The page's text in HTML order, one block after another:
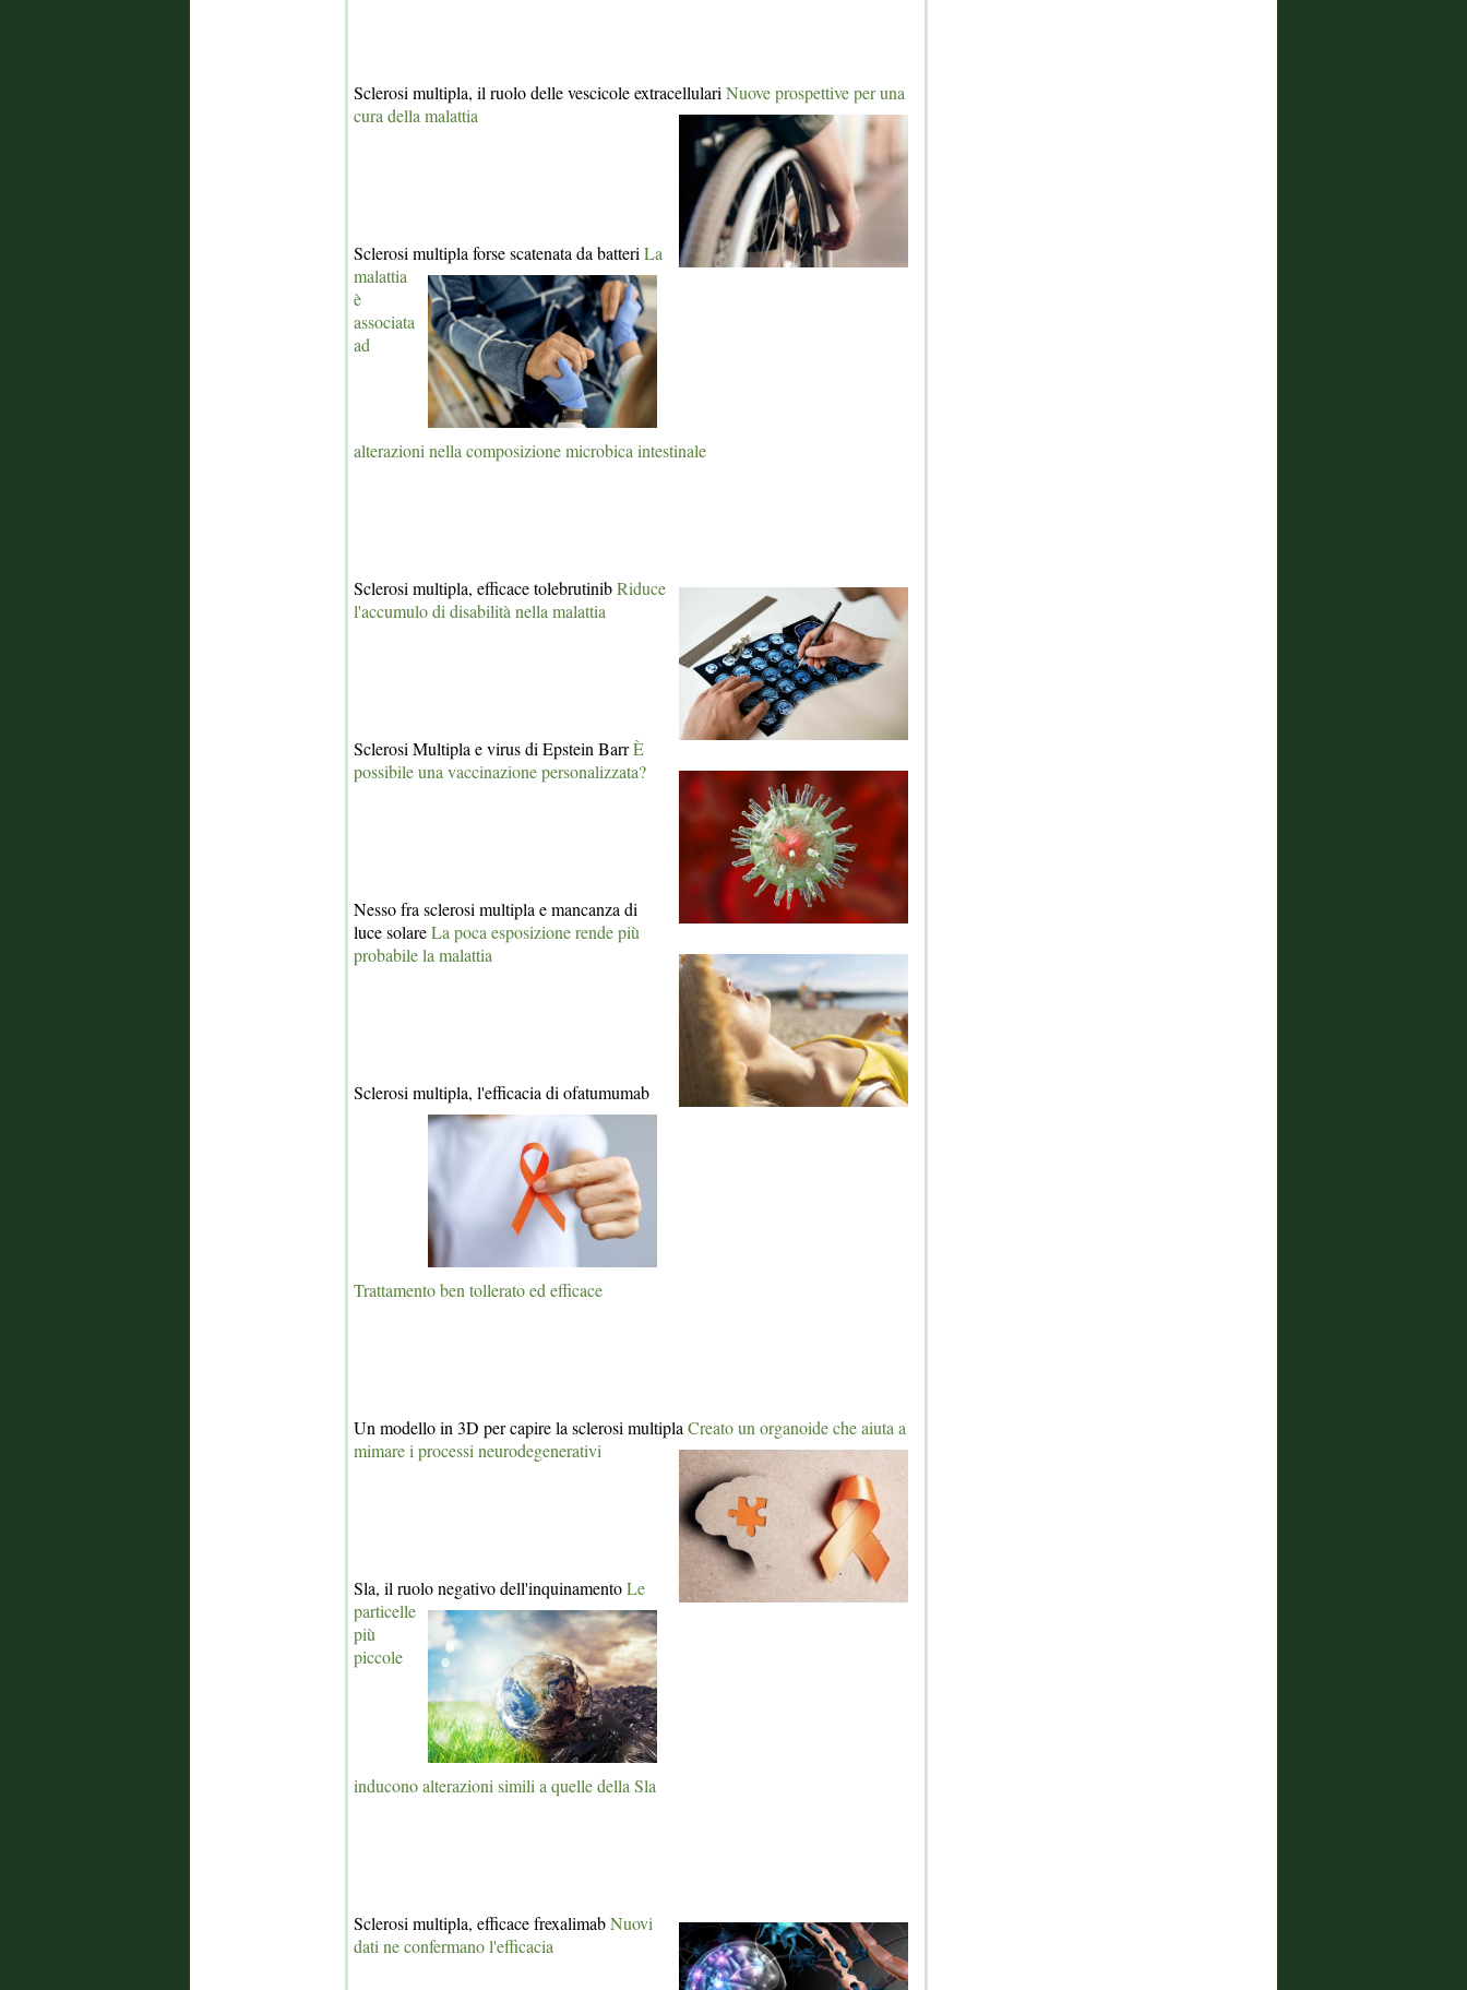
Sclerosi multipla, il ruolo delle vescicole extracellulari Nuove prospettive per una
cura della malattia
Sclerosi multipla forse scatenata da batteri La
malattia
è
associata
ad
alterazioni nella composizione microbica intestinale
Sclerosi multipla, efficace tolebrutinibRiduce
l'accumulo di disabilità nella malattia
Sclerosi Multipla e virus di Epstein BarrÈ
possibile una vaccinazione personalizzata?
Nesso fra sclerosi multipla e mancanza di
luce solareLa poca esposizione rende più
probabile la malattia
Sclerosi multipla, l'efficacia di ofatumumab
Trattamento ben tollerato ed efficace
Un modello in 3D per capire la sclerosi multipla Creato un organoide che aiuta a
mimare i processi neurodegenerativi
Sla, il ruolo negativo dell'inquinamentoLe
particelle
più
piccole
inducono alterazioni simili a quelle della Sla
Sclerosi multipla, efficace frexalimabNuovi
dati ne confermano l'efficacia